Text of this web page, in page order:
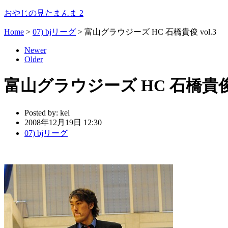
おやじの見たまんま 2
Home > 07) bjリーグ > 富山グラウジーズ HC 石橋貴俊 vol.3
Newer
Older
富山グラウジーズ HC 石橋貴
Posted by: kei
2008年12月19日 12:30
07) bjリーグ